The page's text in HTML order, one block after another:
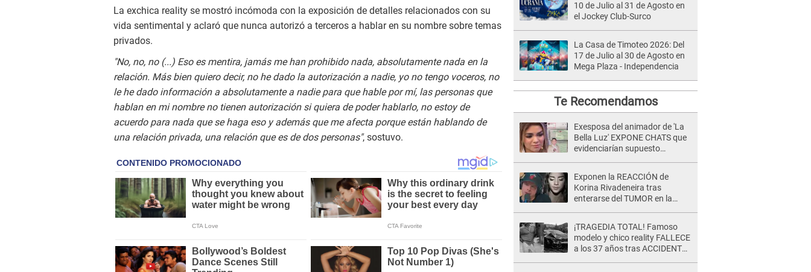
La exchica reality se mostró incómoda con la exposición de detalles relacionados con su
vida sentimental y aclaró que nunca autorizó a terceros a hablar en su nombre sobre temas
privados.
"No, no, no (...) Eso es mentira, jamás me han prohibido nada, absolutamente nada en la
relación. Más bien quiero decir, no he dado la autorización a nadie, yo no tengo voceros, no
le he dado información a absolutamente a nadie para que hable por mí, las personas que
hablan en mi nombre no tienen autorización si quiera de poder hablarlo, no estoy de
acuerdo para nada que se haga eso y además que me afecta porque están hablando de
una relación privada, una relación que es de dos personas", sostuvo.
10 de Julio al 31 de Agosto en
el Jockey Club-Surco
La Casa de Timoteo 2026: Del
17 de Julio al 30 de Agosto en
Mega Plaza - Independencia
Te Recomendamos
Exesposa del animador de 'La
Bella Luz' EXPONE CHATS que
evidenciarían supuesto
Saldaña, pese a tener pareja
Exponen la REACCIÓN de
Korina Rivadeneira tras
enterarse del TUMOR en la
¡TRAGEDIA TOTAL! Famoso
modelo y chico reality FALLECE
a los 37 años tras ACCIDENTE